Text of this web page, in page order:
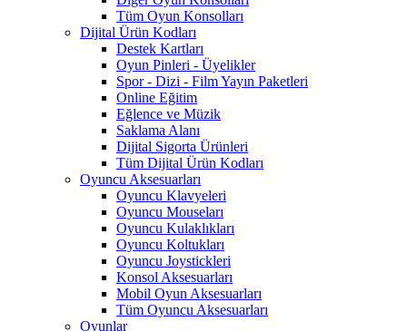
Tüm Oyun Konsolları
Dijital Ürün Kodları
Destek Kartları
Oyun Pinleri - Üyelikler
Spor - Dizi - Film Yayın Paketleri
Online Eğitim
Eğlence ve Müzik
Saklama Alanı
Dijital Sigorta Ürünleri
Tüm Dijital Ürün Kodları
Oyuncu Aksesuarları
Oyuncu Klavyeleri
Oyuncu Mouseları
Oyuncu Kulaklıkları
Oyuncu Koltukları
Oyuncu Joystickleri
Konsol Aksesuarları
Mobil Oyun Aksesuarları
Tüm Oyuncu Aksesuarları
Oyunlar